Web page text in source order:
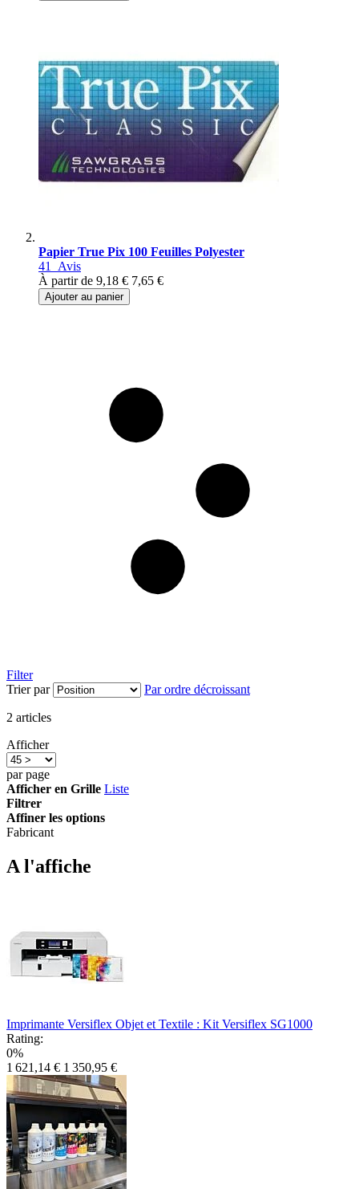
Papier True Pix 100 Feuilles Polyester
41 Avis
À partir de 9,18 € 7,65 €
Ajouter au panier
Filter
Trier par
Par ordre décroissant
2 articles
Afficher
par page
Afficher en Grille Liste
Filtrer
Affiner les options
Fabricant
A l'affiche
Imprimante Versiflex Objet et Textile : Kit Versiflex SG1000
Rating:
0%
1 621,14 € 1 350,95 €